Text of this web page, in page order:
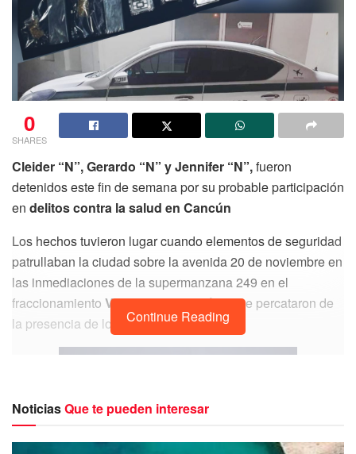
0
SHARES
Cleider “N”, Gerardo “N” y Jennifer “N”,fueron
detenidos este fin de semana por su probable participación
en delitos contra la salud en Cancún
Los hechos tuvieron lugar cuando elementos de seguridad
patrullaban la ciudad sobre la avenida 20 de noviembre en
las inmediaciones de la supermanzana 249 en el
fraccionamiento Villas Otoch Paraísoy se percataron de
la presencia de los ahora detenidos.
Continue Reading
NoticiasQue te pueden interesar